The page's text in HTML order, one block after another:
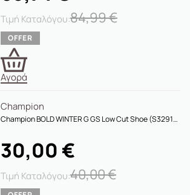
84,99€
Αγορά
Champion
Champion BOLD WINTER G GS Low Cut Shoe (S32919 KK009)
40,00€
30,00 €